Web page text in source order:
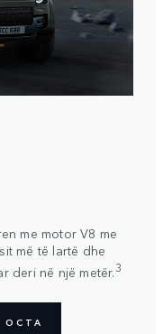
me motor V8 me
më të lartë dhe
deri në një metër.3
OCTA